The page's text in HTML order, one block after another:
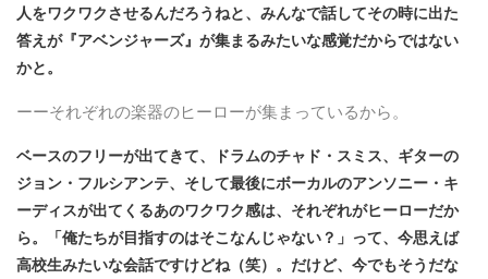
人をワクワクさせるんだろうねと、みんなで話してその時に出た
答えが『アベンジャーズ』が集まるみたいな感覚だからではない
かと。
ーーそれぞれの楽器のヒーローが集まっているから。
ベースのフリーが出てきて、ドラムのチャド・スミス、ギターの
ジョン・フルシアンテ、そして最後にボーカルのアンソニー・キ
ーディスが出てくるあのワクワク感は、それぞれがヒーローだか
ら。「俺たちが目指すのはそこなんじゃない？」って、今思えば
高校生みたいな会話ですけどね（笑）。だけど、今でもそうだな